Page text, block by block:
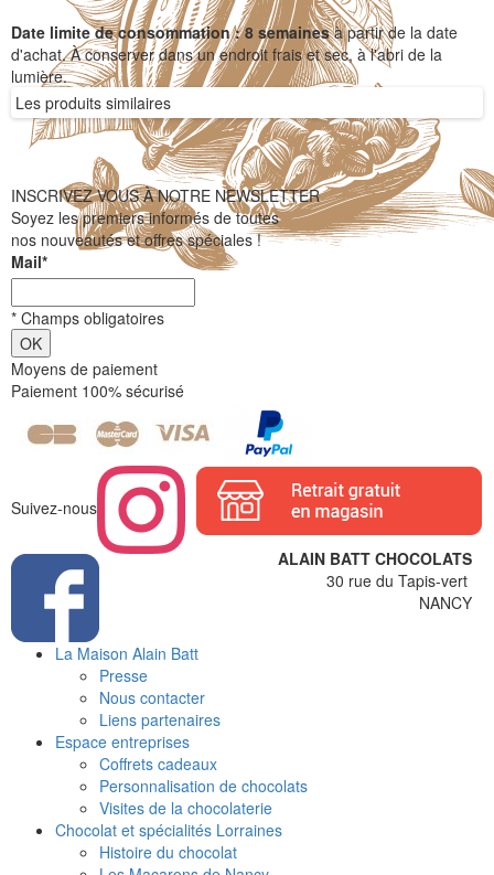
Date limite de consommation : 8 semainesà partir de la date
d'achat. À conserver dans un endroit frais et sec, à l'abri de la
lumière.
Les produits similaires
INSCRIVEZ VOUS À NOTRE NEWSLETTER
Soyez les premiers informés de toutes
nos nouveautés et offres spéciales !
Mail*
* Champs obligatoires
Moyens de paiement
Paiement 100% sécurisé
ALAIN BATT CHOCOLATS
30 rue du Tapis-vert
NANCY
Suivez-nous
La Maison Alain Batt
Presse
Nous contacter
Liens partenaires
Espace entreprises
Coffrets cadeaux
Personnalisation de chocolats
Visites de la chocolaterie
Chocolat et spécialités Lorraines
Histoire du chocolat